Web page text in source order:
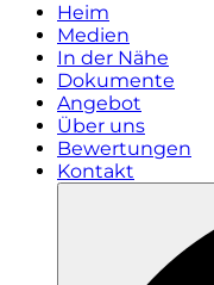
Heim
Medien
In der Nähe
Dokumente
Angebot
Über uns
Bewertungen
Kontakt